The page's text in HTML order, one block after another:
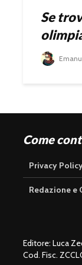
Se
Come
Privacy
Redazione e
Editore: Luca
Cod. Fisc.